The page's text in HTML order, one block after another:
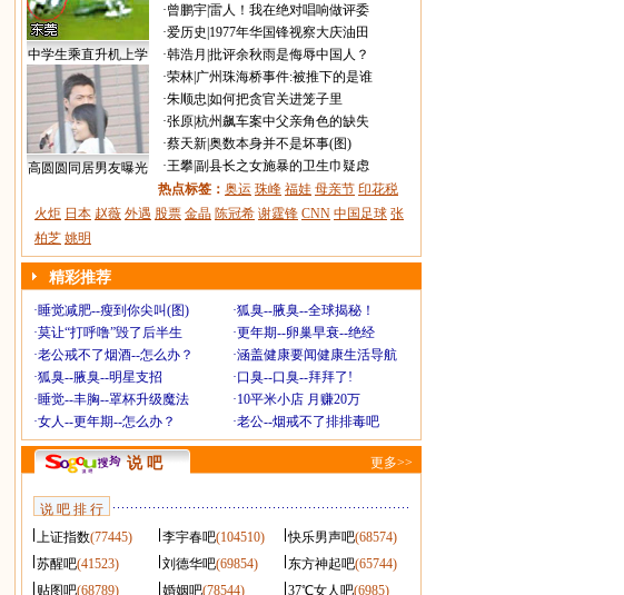
中学生乘直升机上学
高圆圆同居男友曝光
·曾鹏宇|雷人！我在绝对唱响做评委
·爱历史 1977年华国锋视察大庆油田
·韩浩月 批评余秋雨是侮辱中国人？
·荣林| 广州珠海桥事件:被推下的是谁
·朱顺忠 如何把贪官关进笼子里
·张原|杭州飙车案中父亲角色的缺失
·蔡天新|奥数本身并不是坏事(图)
·王攀|副县长之女施暴的卫生巾疑虑
热点标签： 奥运 珠峰 福娃 母亲节 印花税
火炬 日本 赵薇 外遇 股票 金晶 陈冠希 谢霆锋 CNN 中国足球 张
柏芝 姚明
精彩推荐
·睡觉减肥--瘦到你尖叫(图) ·狐臭--腋臭--全球揭秘！
·莫让“打呼噜”毁了后半生 ·更年期--卵巢早衰--绝经
·老公戒不了烟酒--怎么办？ ·涵盖健康要闻健康生活导航
·狐臭--腋臭--明星支招 ·口臭--口臭--拜拜了!
·睡觉--丰胸--罩杯升级魔法 ·10平米小店 月赚20万
·女人--更年期--怎么办？ ·老公--烟戒不了排排毒吧
说 吧 更多>>
说 吧 排 行
上证指数(77445) 李宇春吧(104510) 快乐男声吧(68574)
苏醒吧(41523) 刘德华吧(69854) 东方神起吧(65744)
贴图吧(68789) 婚姻吧(78544) 37℃女人吧(6985)